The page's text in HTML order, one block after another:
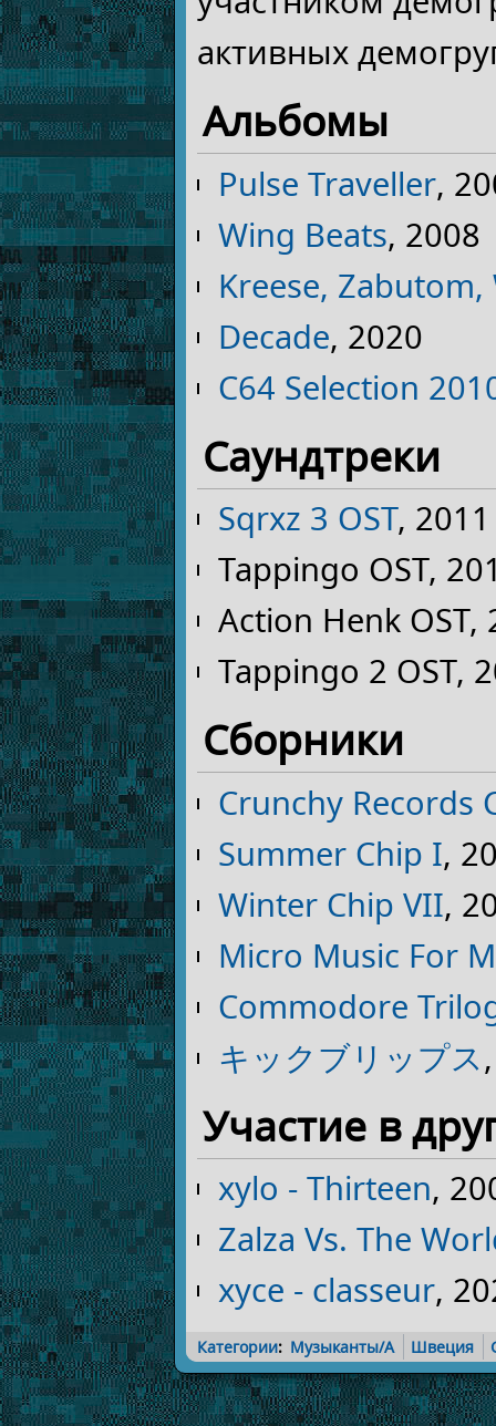
активных
Альбомы
Pulse Traveller,
Wing Beats, 2008
Kreese,
Decade, 2020
C64 Selection
Саундтреки
Sqrxz 3 OST, 2011
Tappingo OST,
Action Henk OST,
Tappingo 2 OST,
Сборники
Crunchy Records
Summer Chip I,
Winter Chip VII,
Micro Music For
Commodore
キックブリップス
Участие в
xylo - Thirteen,
Zalza Vs. The
xyce - classeur,
Категории: Музыканты/A Швеция